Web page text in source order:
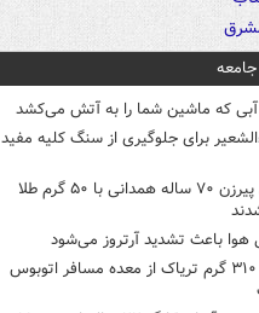
که ماشین شما را به آتش می‌کشد
برای جلوگیری از سنگ کلیه مفید
قاتلان پیرزن ۷۰ ساله همدانی با ۵۰ گرم طلا
هوا باعث تشدید آرتروز می‌شود
کشف ۳۱۰ گرم تریاک از معده مسافر اتوبوس